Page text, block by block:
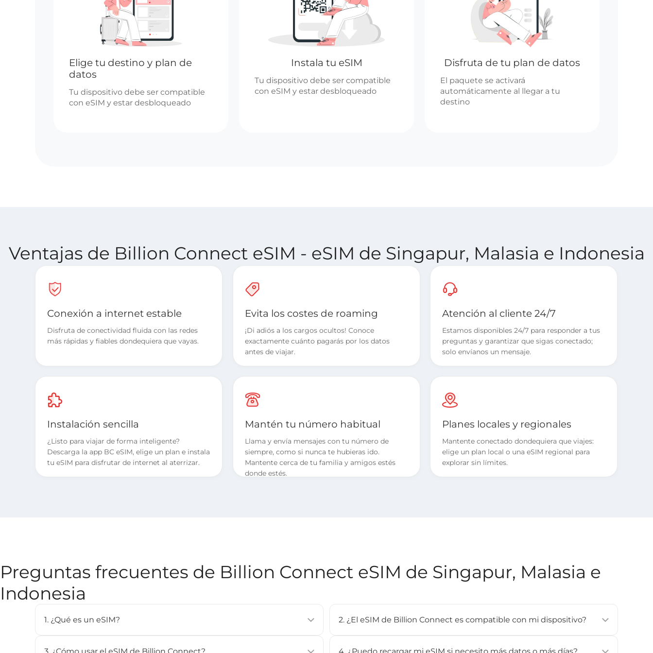
Elige tu destino y plan de
datos
Tu dispositivo debe ser compatible
con eSIM y estar desbloqueado
Instala tu eSIM
Tu dispositivo debe ser compatible
con eSIM y estar desbloqueado
Disfruta de tu plan de datos
El paquete se activará
automáticamente al llegar a tu
destino
Ventajas de Billion Connect eSIM - eSIM de Singapur, Malasia e Indonesia
Conexión a internet estable
Disfruta de conectividad fluida con las redes
más rápidas y fiables dondequiera que vayas.
Evita los costes de roaming
¡Di adiós a los cargos ocultos! Conoce
exactamente cuánto pagarás por los datos
antes de viajar.
Atención al cliente 24/7
Estamos disponibles 24/7 para responder a tus
preguntas y garantizar que sigas conectado;
solo envíanos un mensaje.
Instalación sencilla
¿Listo para viajar de forma inteligente?
Descarga la app BC eSIM, elige un plan e instala
tu eSIM para disfrutar de internet al aterrizar.
Mantén tu número habitual
Llama y envía mensajes con tu número de
siempre, como si nunca te hubieras ido.
Mantente cerca de tu familia y amigos estés
donde estés.
Planes locales y regionales
Mantente conectado dondequiera que viajes:
elige un plan local o una eSIM regional para
explorar sin límites.
Preguntas frecuentes de Billion Connect eSIM de Singapur, Malasia e
Indonesia
1. ¿Qué es un eSIM?
plan celular sin necesidad de una SIM física. Está integrada en dispositivos
2. ¿El eSIM de Billion Connect es compatible con mi dispositivo?
modernos (por ejemplo, iPhone XS o posterior, Google Pixel 3 o posterior,